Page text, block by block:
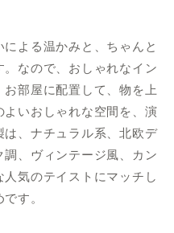
よる温かみと、ちゃんと
なので、おしゃれなイン
部屋に配置して、物を上
いおしゃれな空間を、演
、ナチュラル系、北欧デ
、ヴィンテージ風、カン
気のテイストにマッチし
す。